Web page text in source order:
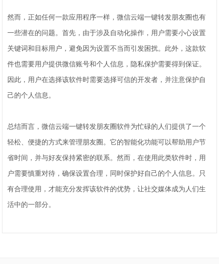
然而，正如任何一款应用程序一样，微信云端一键转发朋友圈也有
一些潜在的问题。首先，由于涉及自动化操作，用户需要小心设置
关键词和目标用户，避免因为设置不当而引发困扰。此外，这款软
件也需要用户提供微信账号和个人信息，隐私保护需要得到保证。
因此，用户在选择该软件时需要选择可信的开发者，并注意保护自
己的个人信息。
总结而言，微信云端一键转发朋友圈软件为忙碌的人们提供了一个
轻松、便捷的方式来管理朋友圈。它的智能化功能可以帮助用户节
省时间，并与好友保持紧密的联系。然而，在使用此类软件时，用
户需要慎重对待，确保设置合理，同时保护好自己的个人信息。只
有合理使用，才能充分发挥该软件的优势，让社交媒体成为人们生
活中的一部分。